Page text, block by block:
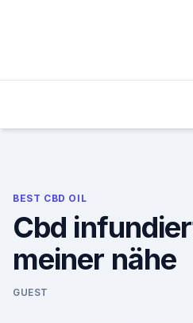
BEST CBD OIL
Cbd
meiner nähe
GUEST